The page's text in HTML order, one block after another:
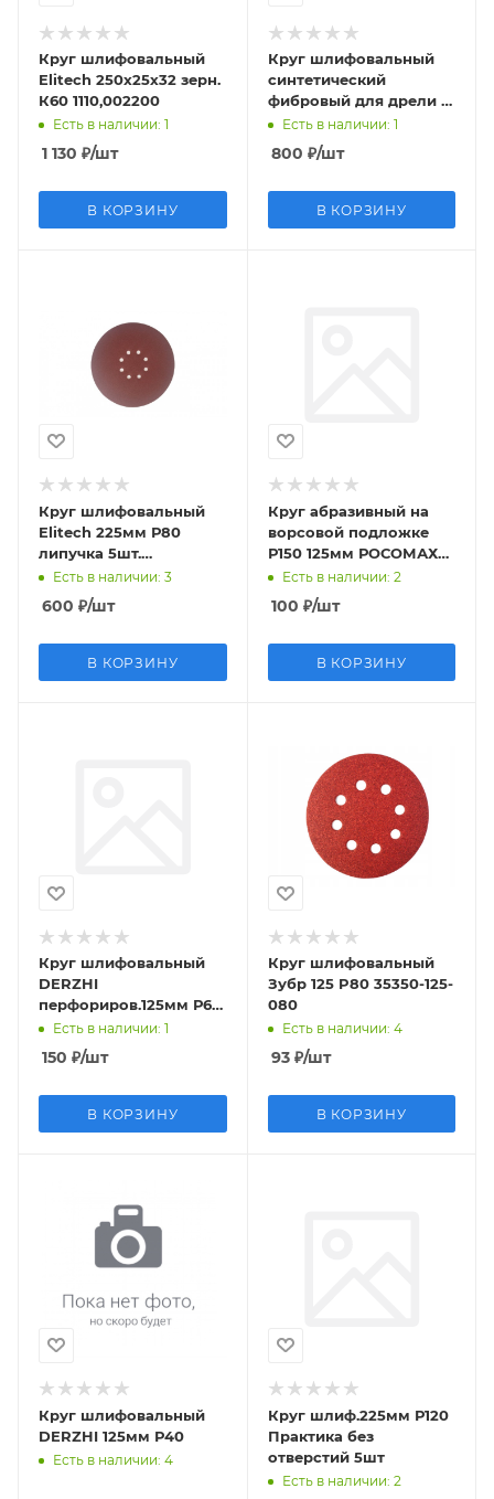
Круг шлифовальный
Elitech 250х25х32 зерн.
К60 1110,002200
Есть в наличии: 1
1 130 ₽/шт
В КОРЗИНУ
Круг шлифовальный
синтетический
фибровый для дрели с
переходником 125мм
(коралл)
Есть в наличии: 1
800 ₽/шт
В КОРЗИНУ
Круг шлифовальный
Elitech 225мм Р80
липучка 5шт.
1820.126100
Есть в наличии: 3
600 ₽/шт
В КОРЗИНУ
Круг абразивный на
ворсовой подложке
Р150 125мм РОСОМАХА
438150
Есть в наличии: 2
100 ₽/шт
В КОРЗИНУ
Круг шлифовальный
DERZHI
перфориров.125мм Р60
8873803
Есть в наличии: 1
150 ₽/шт
В КОРЗИНУ
Круг шлифовальный
Зубр 125 P80 35350-125-
080
Есть в наличии: 4
93₽/шт
В КОРЗИНУ
Круг шлифовальный
DERZHI 125мм Р40
Есть в наличии: 4
Круг шлиф.225мм Р120
Практика без
отверстий 5шт
Есть в наличии: 2